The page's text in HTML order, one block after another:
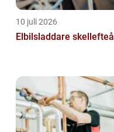
10 juli 2026
Elbilsladdare skellefteå